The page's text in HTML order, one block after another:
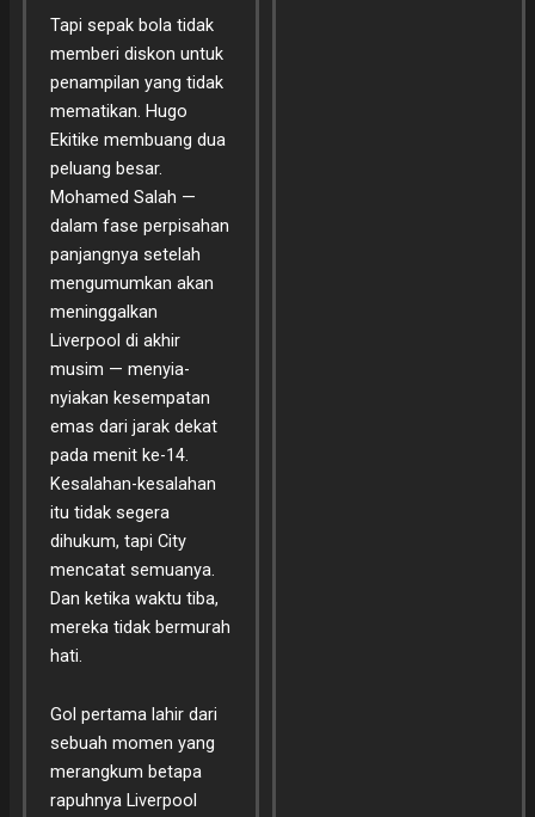
Tapi sepak bola tidak
memberi diskon untuk
penampilan yang tidak
mematikan. Hugo
Ekitike membuang dua
peluang besar.
Mohamed Salah —
dalam fase perpisahan
panjangnya setelah
mengumumkan akan
meninggalkan
Liverpool di akhir
musim — menyia-
nyiakan kesempatan
emas dari jarak dekat
pada menit ke-14.
Kesalahan-kesalahan
itu tidak segera
dihukum, tapi City
mencatat semuanya.
Dan ketika waktu tiba,
mereka tidak bermurah
hati.
Gol pertama lahir dari
sebuah momen yang
merangkum betapa
rapuhnya Liverpool